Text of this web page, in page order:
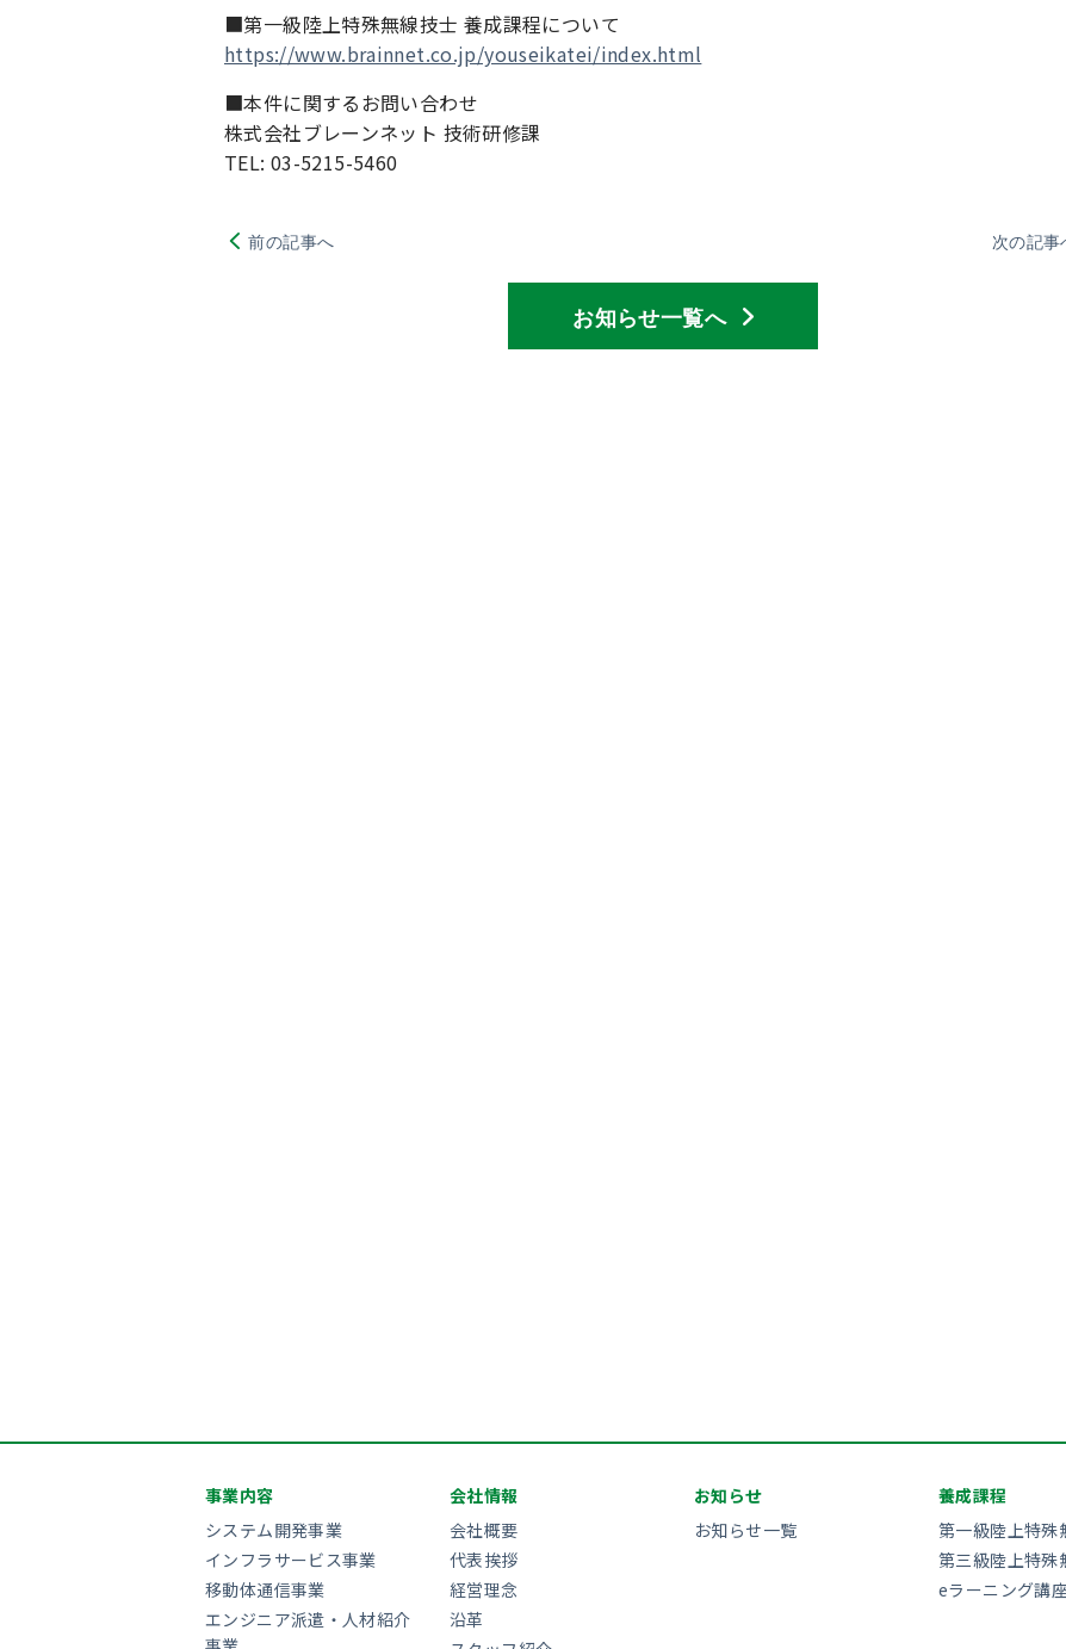
■第一級陸上特殊無線技士 養成課程について
https://www.brainnet.co.jp/youseikatei/index.html
■本件に関するお問い合わせ
株式会社ブレーンネット 技術研修課
TEL: 03-5215-5460
前の記事へ 次の記事
お知らせ一覧へ
事業内容
システム開発事業
インフラサービス事業
移動体通信事業
エンジニア派遣・人材紹介
会社情報
会社概要
代表挨拶
経営理念
沿革
お知らせ
お知らせ一覧
養成課程
第一級陸上特殊
第三級陸上特殊
eラーニング講